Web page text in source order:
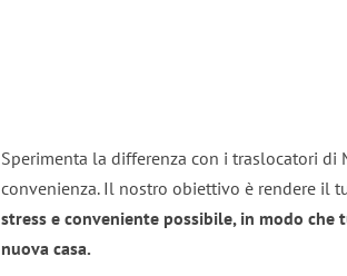
Sperimenta la differenza con i traslocatori
convenienza. Il nostro obiettivo è rendere il
stress e conveniente possibile, in modo
nuova casa.